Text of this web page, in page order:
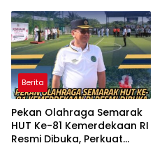
Berita
Pekan Olahraga Semarak
HUT Ke-81 Kemerdekaan RI
Resmi Dibuka, Perkuat